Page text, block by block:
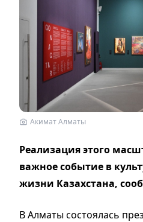
Акимат Алматы
Реализация этого
важное событие в
жизни Казахстана,
В Алматы состоялась